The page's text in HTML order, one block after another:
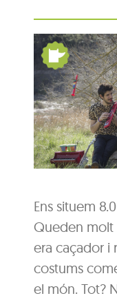
Ens situem
Queden molt
era caçador i
costums
el món. Tot?